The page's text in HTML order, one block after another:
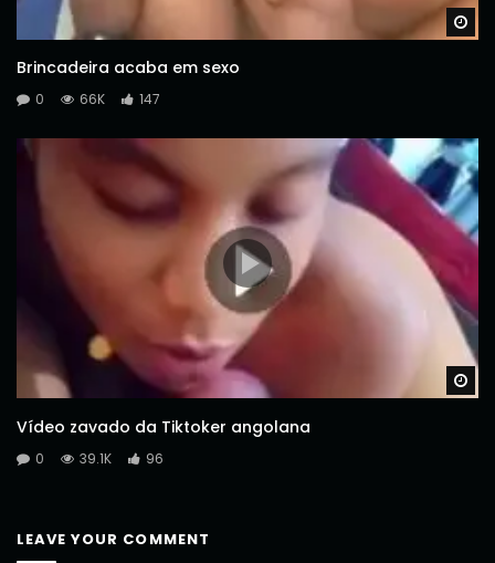
Brincadeira acaba em sexo
0 66K 147
Vídeo zavado da Tiktoker angolana
0 39.1K 96
LEAVE YOUR COMMENT